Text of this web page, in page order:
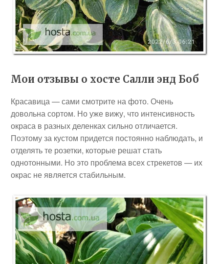
Мои отзывы о хосте Салли энд Боб
Красавица — сами смотрите на фото. Очень
довольна сортом. Но уже вижу, что интенсивность
окраса в разных деленках сильно отличается.
Поэтому за кустом придется постоянно наблюдать, и
отделять те розетки, которые решат стать
однотонными. Но это проблема всех стрекетов — их
окрас не является стабильным.